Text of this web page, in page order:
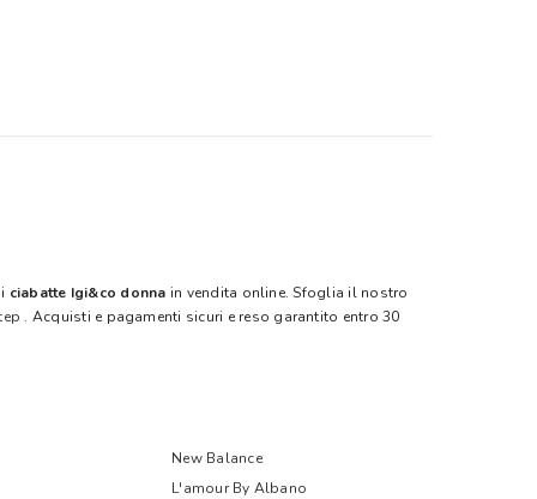
ciabatte Igi&co donna in vendita online. Sfoglia il nostro
. Acquisti e pagamenti sicuri e reso garantito entro 30
New Balance
L'amour By Albano